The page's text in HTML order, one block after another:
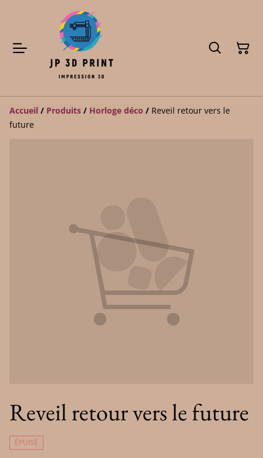
Accueil / Produits / Horloge déco / Reveil retour vers le
future
Reveil retour vers le future
ÉPUISÉ